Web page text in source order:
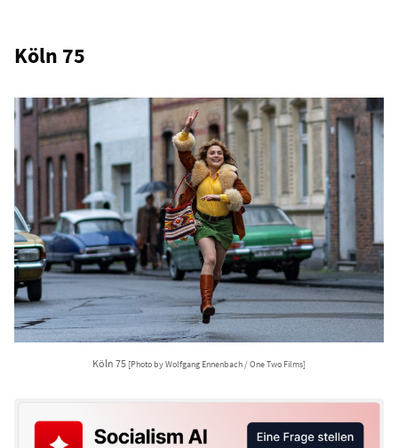
Köln 75
Köln 75 [Photo by Wolfgang Ennenbach / One Two Films]